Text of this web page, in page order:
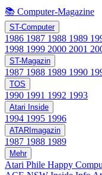
📚 Computer-Magazine
ST-Computer
1986 1987 1988 1989
1998 1999 2000 2001
ST-Magazin
1987 1988 1989 1990
TOS
1990 1991 1992 1993
Atari Inside
1994 1995 1996
ATARImagazin
1987 1988 1989
Mehr
Atari Phile Happy